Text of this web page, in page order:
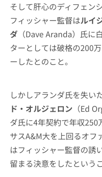
そして肝心のディフェン
フィッシャー監督はルイ
ダ （Dave Aranda）氏に
ターとしては破格の200
ーしたとのこと。
しかしアランダ氏を失い
ド・オルジェロン （Ed
ダ氏に4年契約で年収
サスA&M大を上回るオフ
はフィッシャー監督の誘
留まる決意をしたという